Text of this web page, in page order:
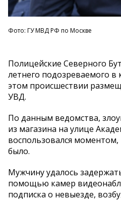
Фото: ГУ МВД РФ по Москве
Полицейские Северного
летнего подозреваемого
этом происшествии
УВД.
По данным ведомства,
из магазина на улице
воспользовался
было.
Мужчину удалось
помощью камер
подписка о невыезде,